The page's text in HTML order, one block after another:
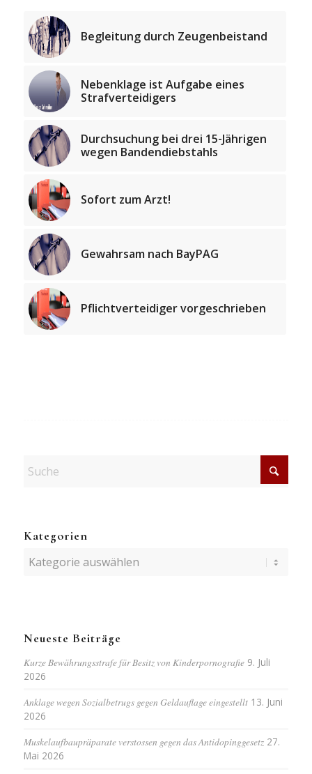
Begleitung durch Zeugenbeistand
Nebenklage ist Aufgabe eines
Strafverteidigers
Durchsuchung bei drei 15-Jährigen
wegen Bandendiebstahls
Sofort zum Arzt!
Gewahrsam nach BayPAG
Pflichtverteidiger vorgeschrieben
Kategorien
Kategorien
Neueste Beiträge
Kurze Bewährungsstrafe für Besitz von Kinderpornografie 9. Juli
2026
Anklage wegen Sozialbetrugs gegen Geldauflage eingestellt 13. Juni
2026
Muskelaufbaupräparate verstossen gegen das Antidopinggesetz 27.
Mai 2026